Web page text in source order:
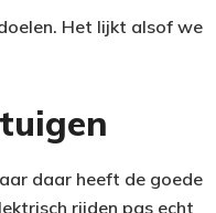
Het lijkt alsof we
daar heeft de goede
rijden pas echt